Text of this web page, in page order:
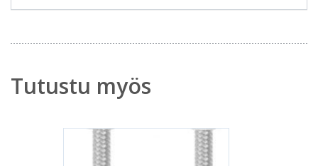
Tutustu myös